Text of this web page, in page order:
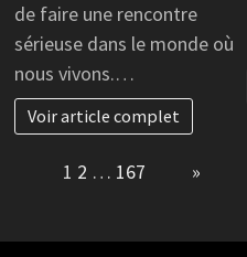
de faire une rencontre
sérieuse dans le monde où
nous vivons.…
Voir article complet
1 2 … 167 »